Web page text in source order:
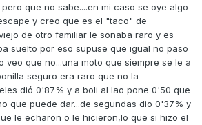
que no sabe....en mi caso se oye algo
y creo que es el "taco" de
de otro familiar le sonaba raro y es
suelto por eso supuse que igual no paso
veo que no...una moto que siempre se le a
seguro era raro que no la
dió 0'87% y a boli al lao pone 0'50 que
que puede dar...de segundas dio 0'37% y
le echaron o le hicieron,lo que si hizo el